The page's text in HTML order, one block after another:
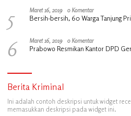
5 Maret 16, 2019 0 Komentar
Bersih-bersih, 60 Warga Tanjung
6 Maret 16, 2019 0 Komentar
Prabowo Resmikan Kantor DPD
Berita Kriminal
Ini adalah contoh deskripsi untuk widget
memasukkan deskripsi pada widget ini.